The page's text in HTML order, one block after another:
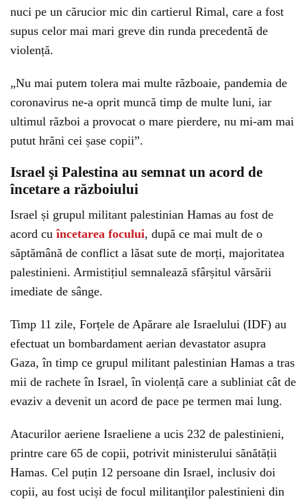
nuci pe un cărucior mic din cartierul Rimal, care a fost
supus celor mai mari greve din runda precedentă de
violență.
„Nu mai putem tolera mai multe războaie, pandemia de
coronavirus ne-a oprit muncă timp de multe luni, iar
ultimul război a provocat o mare pierdere, nu mi-am mai
putut hrăni cei șase copii”.
Israel şi Palestina au semnat un acord de
încetare a războiului
Israel și grupul militant palestinian Hamas au fost de
acord cuîncetarea focului, după ce mai mult de o
săptămână de conflict a lăsat sute de morți, majoritatea
palestinieni. Armistițiul semnalează sfârșitul vărsării
imediate de sânge.
Timp 11 zile, Forțele de Apărare ale Israelului (IDF) au
efectuat un bombardament aerian devastator asupra
Gaza, în timp ce grupul militant palestinian Hamas a tras
mii de rachete în Israel, în violență care a subliniat cât de
evaziv a devenit un acord de pace pe termen mai lung.
Atacurilor aeriene Israeliene a ucis 232 de palestinieni,
printre care 65 de copii, potrivit ministerului sănătății
Hamas. Cel puțin 12 persoane din Israel, inclusiv doi
copii, au fost uciși de focul militanţilor palestinieni din